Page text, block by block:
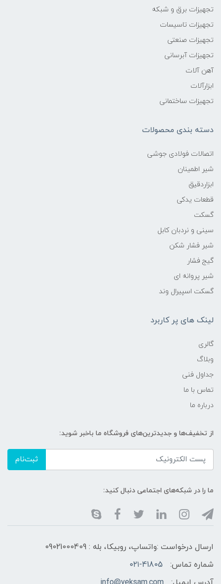
تجهیزات برق و شبکه
تجهیزات تاسیسات
تجهیزات صنعتی
تجهیزات آبرسانی
آهن آلات
ابزارآلات
تجهیزات ساختمانی
دسته بندی محصولات
اتصالات فولادی جوشی
شیر اطمینان
ابزاردقیق
قطعات یدکی
گسکت
سینی و نردبان کابل
شیر فشار شکن
گیج فشار
شیر پروانه ای
گسکت اسپیرال وند
لینک های پر کاربرد
گالری
وبلاگ
جداول فنی
تماس با ما
درباره ما
از تخفیف‌ها و جدیدترین‌های فروشگاه ما باخبر شوید:
ثبت‌نام
ما را در شبکه‌های اجتماعی دنبال کنید:
ارسال درخواست :واتساپ، روبیکا، بله : 09021000409
شماره تماس:
۰۲۱-41805